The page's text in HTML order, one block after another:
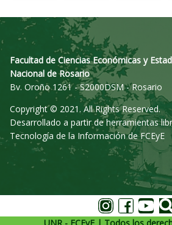
Facultad de Ciencias Económicas y
Nacional de Rosario
Bv. Oroño 1261 - S2000DSM - Rosario
Copyright © 2021. All Rights Reserved.
Desarrollado a partir de herramientas
Tecnología de la Información de FCEyE